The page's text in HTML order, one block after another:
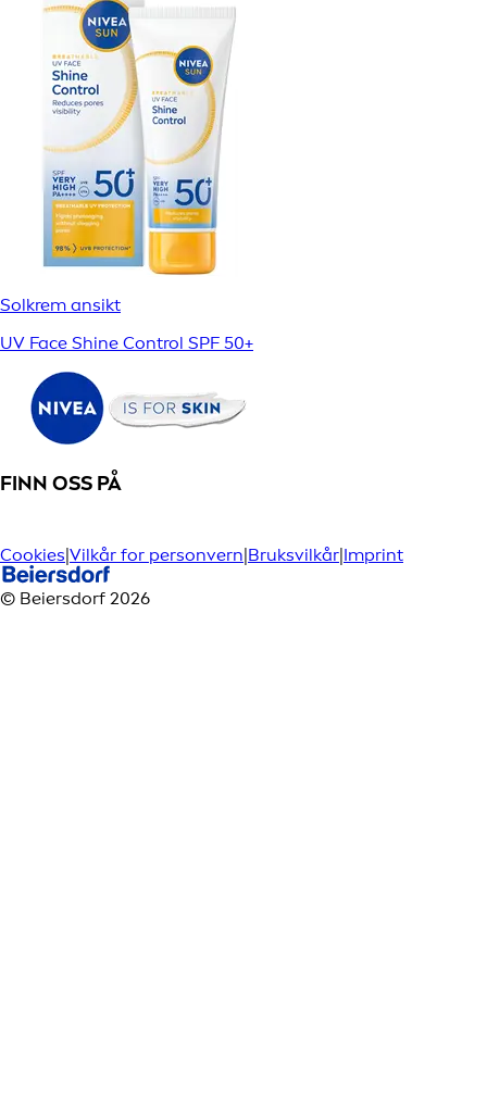
Solkrem ansikt
UV Face Shine Control SPF 50+
FINN OSS PÅ
Cookies|Vilkår for personvern|Bruksvilkår|Imprint
© Beiersdorf 2026